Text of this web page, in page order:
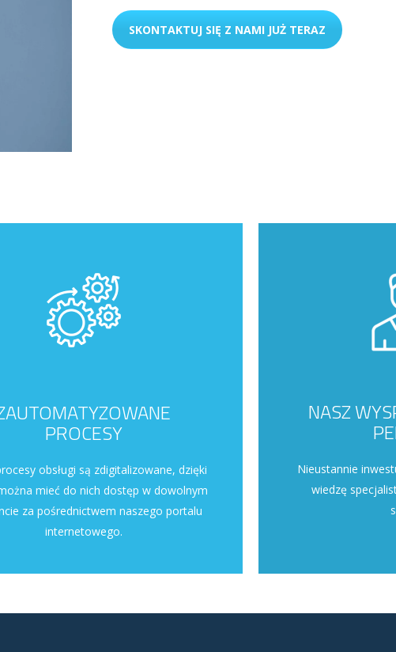
SKONTAKTUJ SIĘ Z NAMI JUŻ TERAZ
PROCESY
obsługi są zdigitalizowane, dzięki
mieć do nich dostęp w dowolnym
za pośrednictwem naszego portalu
internetowego.
NASZ
Nieustannie
wiedzę